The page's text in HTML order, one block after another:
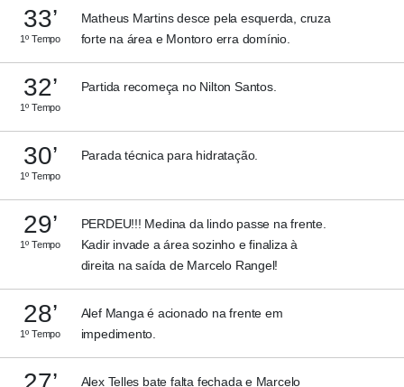
33’
1º Tempo
Matheus Martins desce pela esquerda, cruza
forte na área e Montoro erra domínio.
32’
1º Tempo
Partida recomeça no Nilton Santos.
30’
1º Tempo
Parada técnica para hidratação.
29’
1º Tempo
PERDEU!!! Medina da lindo passe na frente.
Kadir invade a área sozinho e finaliza à
direita na saída de Marcelo Rangel!
28’
1º Tempo
Alef Manga é acionado na frente em
impedimento.
Alex Telles bate falta fechada e Marcelo